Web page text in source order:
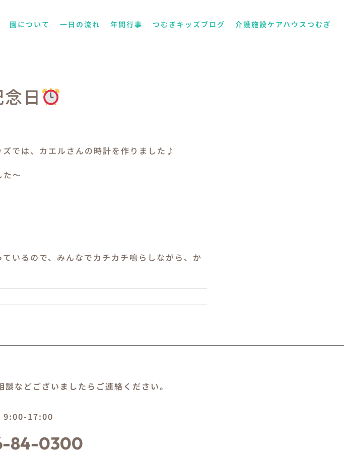
園について 一日の流れ 年間行事 つむぎキッズブログ 介護施設ケアハウスつむぎ
日
では、カエルさんの時計を作りました♪
～
いるので、みんなでカチカチ鳴らしながら、か
などございましたらご連絡ください。
9:00-17:00
84-0300